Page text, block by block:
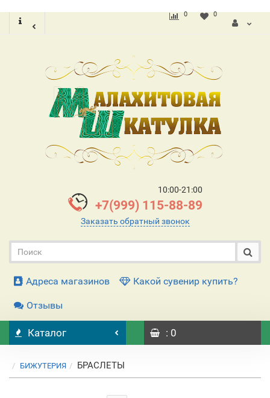
0 0
10:00-21:00
+7(999) 115-88-89
Заказать обратный звонок
Адреса магазинов Какой сувенир купить?
Отзывы
Каталог : 0
БИЖУТЕРИЯ БРАСЛЕТЫ